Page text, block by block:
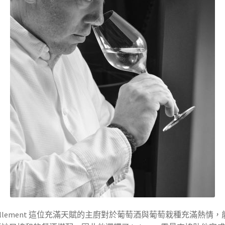
這位充滿天賦的主廚對於葡萄酒與葡萄栽種充滿熱情，